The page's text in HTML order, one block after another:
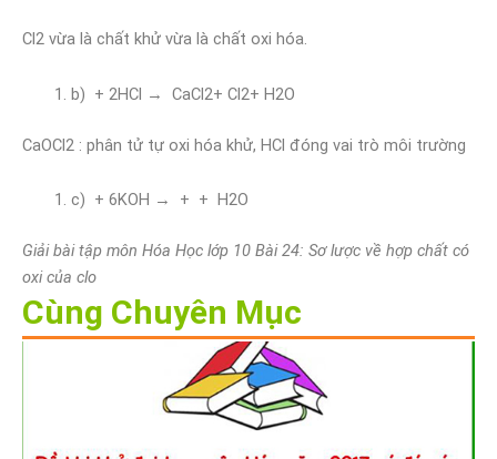
Cl2 vừa là chất khử vừa là chất oxi hóa.
b) + 2HCl → CaCl2+ Cl2+ H2O
CaOCl2 : phân tử tự oxi hóa khử, HCl đóng vai trò môi trường
c) + 6KOH → + + H2O
Giải bài tập môn Hóa Học lớp 10 Bài 24: Sơ lược về hợp chất có
oxi của clo
Cùng Chuyên Mục